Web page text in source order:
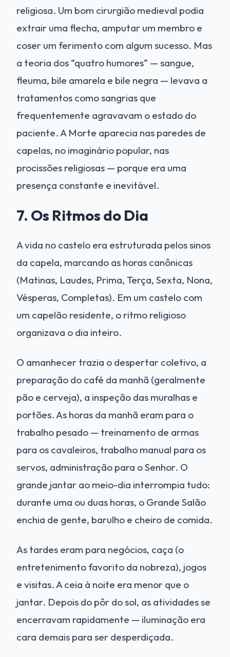
religiosa. Um bom cirurgião medieval podia
extrair uma flecha, amputar um membro e
coser um ferimento com algum sucesso. Mas
a teoria dos “quatro humores” — sangue,
fleuma, bile amarela e bile negra — levava a
tratamentos como sangrias que
frequentemente agravavam o estado do
paciente. A Morte aparecia nas paredes de
capelas, no imaginário popular, nas
procissões religiosas — porque era uma
presença constante e inevitável.
7. Os Ritmos do Dia
A vida no castelo era estruturada pelos sinos
da capela, marcando as horas canônicas
(Matinas, Laudes, Prima, Terça, Sexta, Nona,
Vésperas, Completas). Em um castelo com
um capelão residente, o ritmo religioso
organizava o dia inteiro.
O amanhecer trazia o despertar coletivo, a
preparação do café da manhã (geralmente
pão e cerveja), a inspeção das muralhas e
portões. As horas da manhã eram para o
trabalho pesado — treinamento de armas
para os cavaleiros, trabalho manual para os
servos, administração para o Senhor. O
grande jantar ao meio-dia interrompia tudo:
durante uma ou duas horas, o Grande Salão
enchia de gente, barulho e cheiro de comida.
As tardes eram para negócios, caça (o
entretenimento favorito da nobreza), jogos
e visitas. A ceia à noite era menor que o
jantar. Depois do pôr do sol, as atividades se
encerravam rapidamente — iluminação era
cara demais para ser desperdiçada.